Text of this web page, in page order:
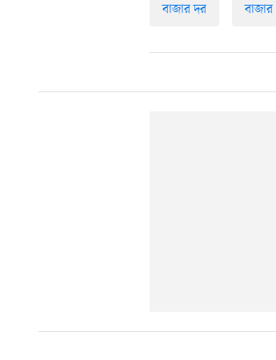
বাজার দর বাজার